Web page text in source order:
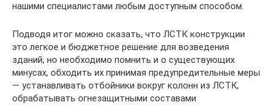
нашими специалистами любым доступным способом.
Подводя итог можно сказать, что ЛСТК конструкции
это легкое и бюджетное решение для возведения
зданий, но необходимо помнить и о существующих
минусах, обходить их принимая предупредительные меры
— устанавливать отбойники вокруг колонн из ЛСТК,
обрабатывать огнезащитными составами